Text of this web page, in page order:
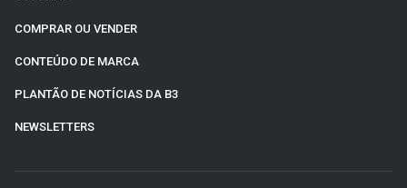
COMPRAR OU VENDER
CONTEÚDO DE MARCA
PLANTÃO DE NOTÍCIAS DA B3
NEWSLETTERS